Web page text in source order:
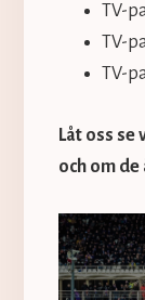
TV-
TV-
TV-
Låt oss
och om